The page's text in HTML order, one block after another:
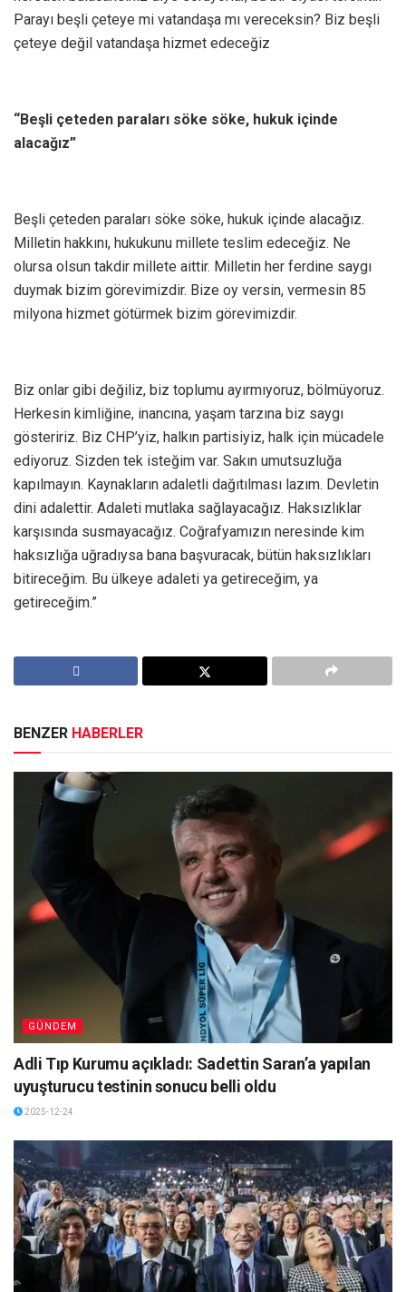
Parayı beşli çeteye mi vatandaşa mı vereceksin? Biz beşli
çeteye değil vatandaşa hizmet edeceğiz
“Beşli çeteden paraları söke söke, hukuk içinde
alacağız”
Beşli çeteden paraları söke söke, hukuk içinde alacağız.
Milletin hakkını, hukukunu millete teslim edeceğiz. Ne
olursa olsun takdir millete aittir. Milletin her ferdine saygı
duymak bizim görevimizdir. Bize oy versin, vermesin 85
milyona hizmet götürmek bizim görevimizdir.
Biz onlar gibi değiliz, biz toplumu ayırmıyoruz, bölmüyoruz.
Herkesin kimliğine, inancına, yaşam tarzına biz saygı
gösteririz. Biz CHP’yiz, halkın partisiyiz, halk için mücadele
ediyoruz. Sizden tek isteğim var. Sakın umutsuzluğa
kapılmayın. Kaynakların adaletli dağıtılması lazım. Devletin
dini adalettir. Adaleti mutlaka sağlayacağız. Haksızlıklar
karşısında susmayacağız. Coğrafyamızın neresinde kim
haksızlığa uğradıysa bana başvuracak, bütün haksızlıkları
bitireceğim. Bu ülkeye adaleti ya getireceğim, ya
getireceğim.”
BENZER HABERLER
GÜNDEM
Adli Tıp Kurumu açıkladı: Sadettin Saran’a yapılan
uyuşturucu testinin sonucu belli oldu
2025-12-24